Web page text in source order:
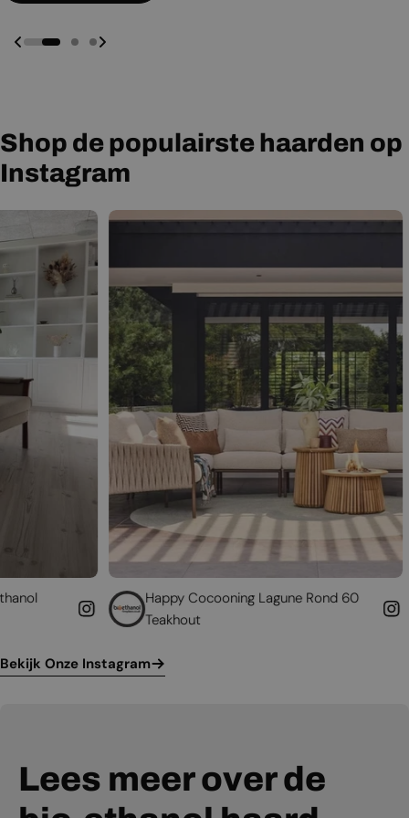
Shop de populairste haarden op
Instagram
Happy Cocooning Lagune Rond 60
Teakhout
Geef uw
Bekijk Onze Instagram
Lees meer over de